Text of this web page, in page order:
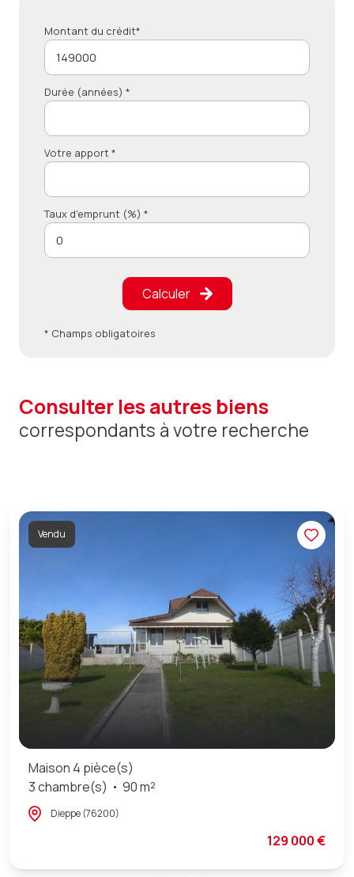
Montant du crédit*
Durée (années) *
Votre apport *
Taux d'emprunt (%) *
Calculer
* Champs obligatoires
consulter les autres biens
correspondants à votre recherche
Vendu
Maison 4 pièce(s)
3 chambre(s)
90 m²
Dieppe (76200)
129 000 €